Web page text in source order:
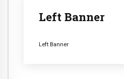
Left Banner
Left Banner